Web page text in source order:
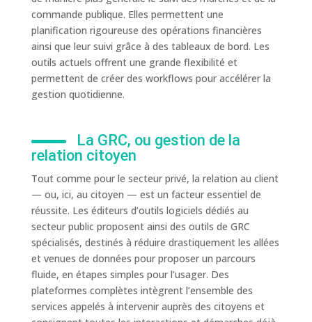
commande publique. Elles permettent une
planification rigoureuse des opérations financières
ainsi que leur suivi grâce à des tableaux de bord. Les
outils actuels offrent une grande flexibilité et
permettent de créer des workflows pour accélérer la
gestion quotidienne.
La GRC, ou gestion de la
relation citoyen
Tout comme pour le secteur privé, la relation au client
— ou, ici, au citoyen — est un facteur essentiel de
réussite. Les éditeurs d’outils logiciels dédiés au
secteur public proposent ainsi des outils de GRC
spécialisés, destinés à réduire drastiquement les allées
et venues de données pour proposer un parcours
fluide, en étapes simples pour l’usager. Des
plateformes complètes intègrent l’ensemble des
services appelés à intervenir auprès des citoyens et